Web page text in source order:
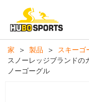
家 > 製品 > スキーゴ
スノーレッジブランドの
ノーゴーグル